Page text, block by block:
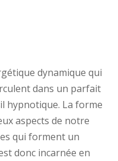
dynamique qui
dans un parfait
hypnotique. La forme
aspects de notre
qui forment un
donc incarnée en